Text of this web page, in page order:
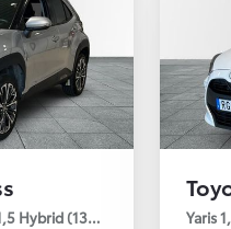
Hybrid (130HK) Style V-hjulYaris